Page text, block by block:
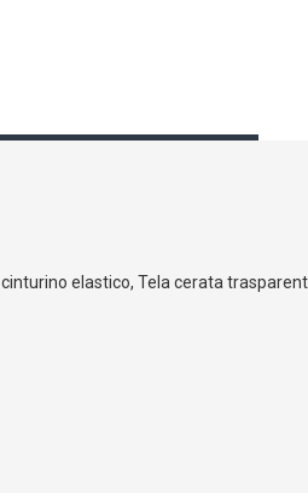
cinturino elastico, Tela cerata